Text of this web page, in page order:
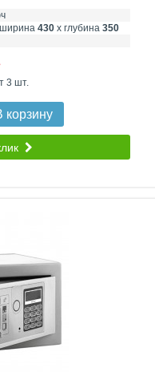
430 х глубина 350
3 шт.
корзину